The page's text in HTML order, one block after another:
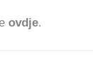
ovdje.